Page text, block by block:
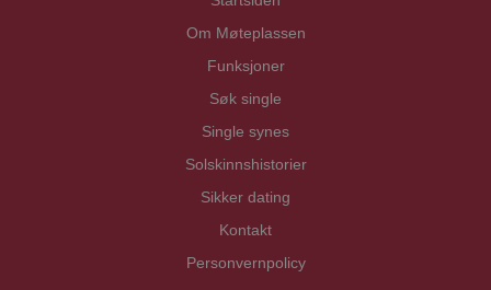
Om Møteplassen
Funksjoner
Søk single
Single synes
Solskinnshistorier
Sikker dating
Kontakt
Personvernpolicy